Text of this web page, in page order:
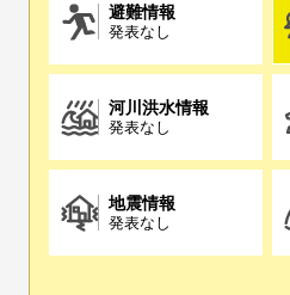
避難情報
発表なし
河川洪水情報
発表なし
地震情報
発表なし